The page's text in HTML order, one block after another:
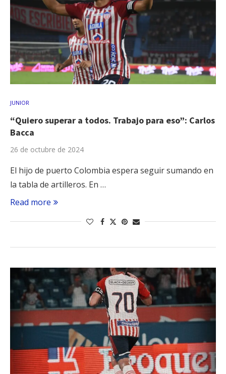
JUNIOR
“Quiero superar a todos. Trabajo para eso”: Carlos
Bacca
26 de octubre de 2024
El hijo de puerto Colombia espera seguir sumando en
la tabla de artilleros. En …
Read more